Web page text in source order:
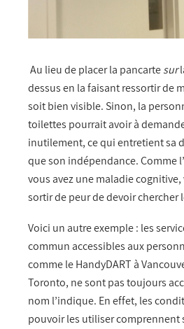
Au lieu de placer la pancartesur
dessus en la faisant ressortir de
soit bien visible. Sinon, la
toilettes pourrait avoir à
inutilement, ce qui entretient sa
que son indépendance. Comme
vous avez une maladie
sortir de peur de devoir chercher
Voici un autre exemple : les
commun accessibles aux
comme le HandyDART à
Toronto, ne sont pas toujours
nom l’indique. En effet, les
pouvoir les utiliser comprennent